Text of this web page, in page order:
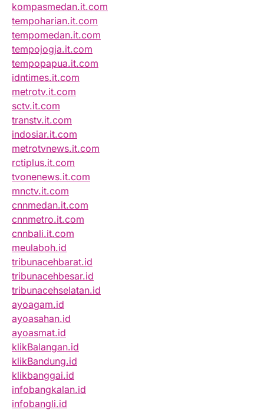
kompasmedan.it.com
tempoharian.it.com
tempomedan.it.com
tempojogja.it.com
tempopapua.it.com
idntimes.it.com
metrotv.it.com
sctv.it.com
transtv.it.com
indosiar.it.com
metrotvnews.it.com
rctiplus.it.com
tvonenews.it.com
mnctv.it.com
cnnmedan.it.com
cnnmetro.it.com
cnnbali.it.com
meulaboh.id
tribunacehbarat.id
tribunacehbesar.id
tribunacehselatan.id
ayoagam.id
ayoasahan.id
ayoasmat.id
klikBalangan.id
klikBandung.id
klikbanggai.id
infobangkalan.id
infobangli.id